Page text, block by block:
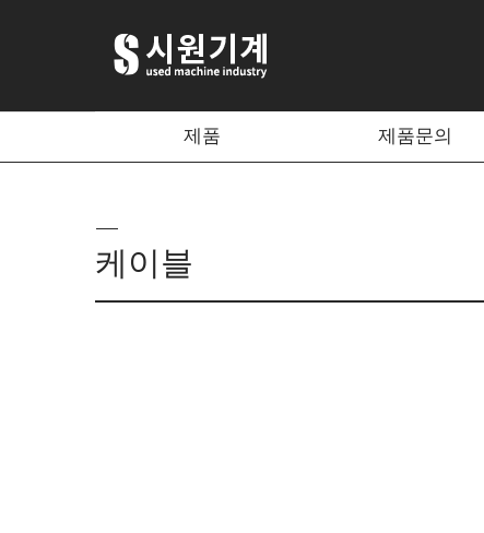
제품 제품문의
케이블